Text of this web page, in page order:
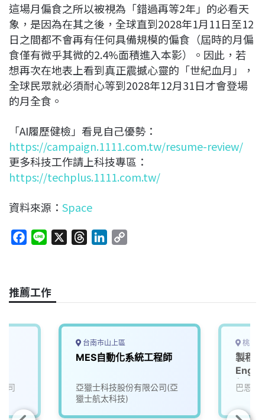
這場月偏食之所以被視為「錯過再等2年」的必看天
象，是因為在其之後，全球直到2028年1月11日至12
日之間都不會再有任何具備規模的偏食（屆時的月偏
食僅有微乎其微的2.4%面積進入本影）。因此，若
想再次在地表上看到真正震撼心靈的「世紀血月」，
全球民眾就必須耐心等到2028年12月31日才會登場
的月全食。
「AI履歷健檢」看見自己優勢：
https://campaign.1111.com.tw/resume-review/
更多科技工作請上科技專區：
https://techplus.1111.com.tw/
資料來源： Space
e
b
o
a
s
e
I
n
L
n
推薦工作
司
台南市山上區
MES自動化系統工程師
亞獵士科技股份有限公司(亞
獵士航太科技)
桃園
製程
起，
巴恩斯